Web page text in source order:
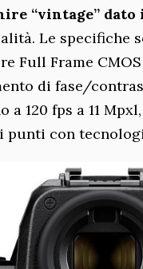
“vintage” dato
Le specifiche
Full Frame
di fase/
a 120 fps a 11
punti con